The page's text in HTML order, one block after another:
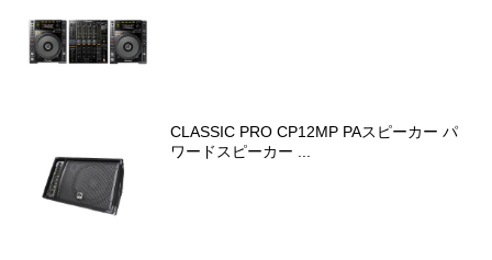
CLASSIC PRO CP12MP PAスピーカー パ
ワードスピーカー ...